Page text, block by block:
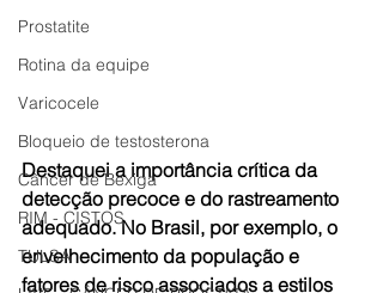
Prostatite
Rotina da equipe
Varicocele
Bloqueio de testosterona
Câncer de Bexiga
RIM - CISTOS
TULSA
Destaquei a importância crítica da
detecção precoce e do rastreamento
adequado. No Brasil, por exemplo, o
envelhecimento da população e
fatores de risco associados a estilos